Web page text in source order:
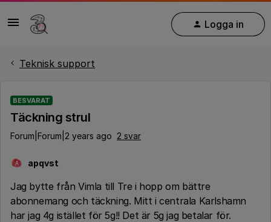
Logga in
Teknisk support
BESVARAT
Täckning strul
Forum|Forum|2 years ago 2 svar
A apqvst
Jag bytte från Vimla till Tre i hopp om bättre
abonnemang och täckning. Mitt i centrala Karlshamn
har jag 4g istället för 5g!! Det är 5g jag betalar för.